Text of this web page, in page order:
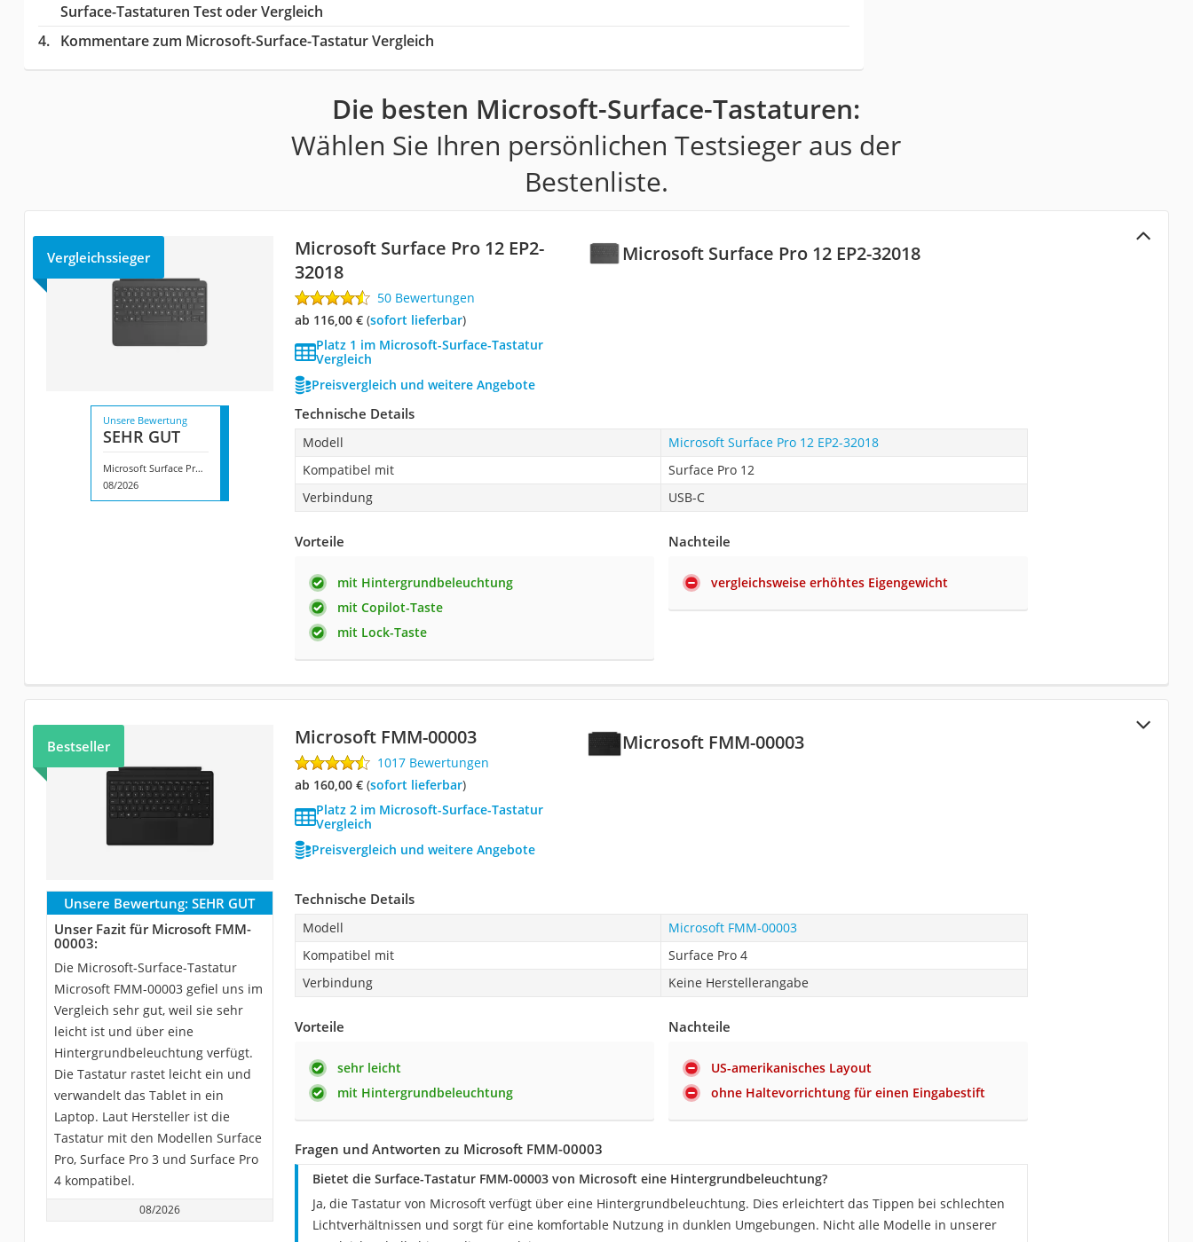
Surface-Tastaturen Test oder Vergleich
Kommentare zum Microsoft-Surface-Tastatur Vergleich
Die besten Microsoft-Surface-Tastaturen:
Wählen Sie Ihren persönlichen Testsieger aus der
Bestenliste.
Microsoft Surface Pro 12 EP2-32018
Vergleichssieger
Microsoft Surface Pro 12 EP2-
32018
50 Bewertungen
ab 116,00 €( Sofort lieferbar)
Platz 1 im Microsoft-Surface-Tastatur
Vergleich
Preisvergleich und weitere Angebote
Unsere Bewertung
SEHR GUT
Microsoft Surface Pro 12 EP2-32018
08/2026
Technische Details
Modell
Microsoft Surface Pro 12 EP2-32018
Kompatibel mit
Surface Pro 12
Verbindung
USB-C
Vorteile
mit Hintergrundbeleuchtung
mit Copilot-Taste
mit Lock-Taste
Nachteile
vergleichsweise erhöhtes Eigengewicht
Microsoft FMM-00003
Bestseller Microsoft FMM-00003
1017 Bewertungen
ab 160,00 €( Sofort lieferbar)
Platz 2 im Microsoft-Surface-Tastatur
Vergleich
Preisvergleich und weitere Angebote
Unsere Bewertung: SEHR GUT
Unser Fazit für Microsoft FMM-
00003:
Die Microsoft-Surface-Tastatur
Microsoft FMM-00003 gefiel uns im
Vergleich sehr gut, weil sie sehr
leicht ist und über eine
Hintergrundbeleuchtung verfügt.
Die Tastatur rastet leicht ein und
verwandelt das Tablet in ein
Laptop. Laut Hersteller ist die
Tastatur mit den Modellen Surface
Pro, Surface Pro 3 und Surface Pro
4 kompatibel.
08/2026
Technische Details
Modell
Microsoft FMM-00003
Kompatibel mit
Surface Pro 4
Verbindung
Keine Herstellerangabe
Vorteile
sehr leicht
mit Hintergrundbeleuchtung
Nachteile
US-amerikanisches Layout
ohne Haltevorrichtung für einen Eingabestift
Fragen und Antworten zu Microsoft FMM-00003
Bietet die Surface-Tastatur FMM-00003 von Microsoft eine Hintergrundbeleuchtung?
Ja, die Tastatur von Microsoft verfügt über eine Hintergrundbeleuchtung. Dies erleichtert das Tippen bei schlechten
Lichtverhältnissen und sorgt für eine komfortable Nutzung in dunklen Umgebungen. Nicht alle Modelle in unserer